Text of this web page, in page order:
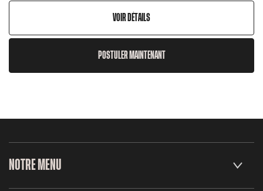
VOIR DÉTAILS
POSTULER MAINTENANT
NOTRE MENU